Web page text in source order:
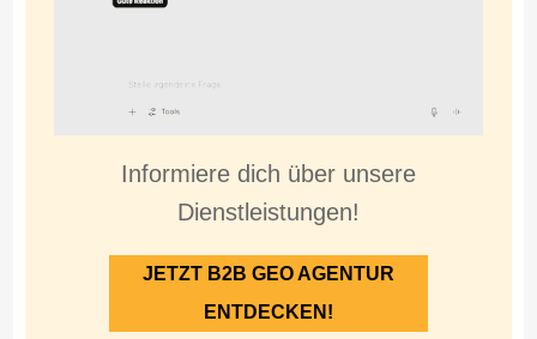
Informiere dich über unsere
Dienstleistungen!
JETZT B2B GEO AGENTUR
ENTDECKEN!